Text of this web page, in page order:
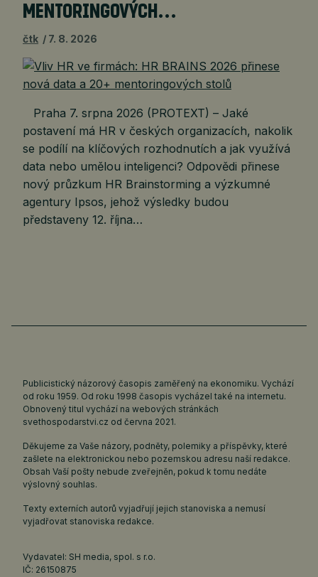
MENTORINGOVÝCH…
čtk 7. 8. 2026
Praha 7. srpna 2026 (PROTEXT) – Jaké
postavení má HR v českých organizacích, nakolik
se podílí na klíčových rozhodnutích a jak využívá
data nebo umělou inteligenci? Odpovědi přinese
nový průzkum HR Brainstorming a výzkumné
agentury Ipsos, jehož výsledky budou
představeny 12. října…
Publicistický názorový časopis zaměřený na ekonomiku. Vychází
od roku 1959. Od roku 1998 časopis vycházel také na internetu.
Obnovený titul vychází na webových stránkách
svethospodarstvi.cz od června 2021.
Děkujeme za Vaše názory, podněty, polemiky a příspěvky, které
zašlete na elektronickou nebo pozemskou adresu naší redakce.
Obsah Vaší pošty nebude zveřejněn, pokud k tomu nedáte
výslovný souhlas.
Texty externích autorů vyjadřují jejich stanoviska a nemusí
vyjadřovat stanoviska redakce.
Vydavatel: SH media, spol. s r.o.
IČ: 26150875